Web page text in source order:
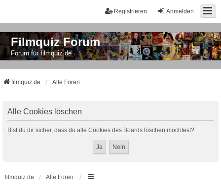
Anmelden
Registrieren
Filmquiz Forum
Forum für filmquiz.de
filmquiz.de Alle Foren
Alle Cookies löschen
Bist du dir sicher, dass du alle Cookies des Boards löschen möchtest?
filmquiz.de Alle Foren